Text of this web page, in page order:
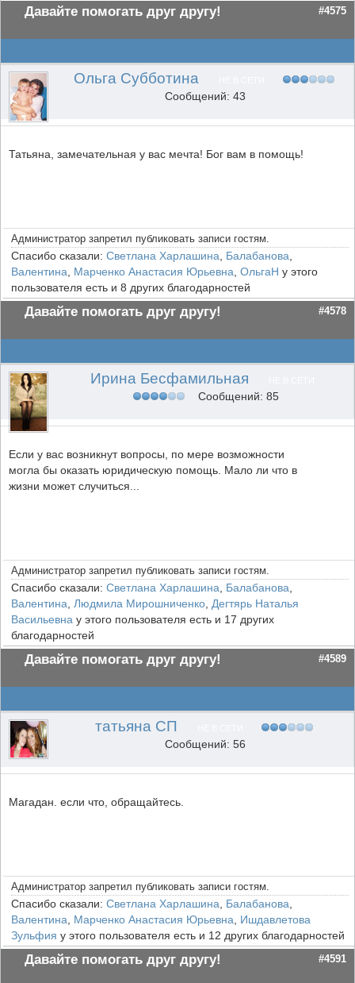
Давайте помогать друг другу! #4575
Ольга Субботина
Сообщений: 43
Татьяна, замечательная у вас мечта! Бог вам в помощь!
Администратор запретил публиковать записи гостям.
Спасибо сказали: Светлана Харлашина Балабанова
Валентина
Марченко Анастасия Юрьевна ОльгаН у этого
пользователя есть и 8 других благодарностей
Давайте помогать друг другу! #4578
Ирина Бесфамильная
Сообщений: 85
Если у вас возникнут вопросы, по мере возможности
могла бы оказать юридическую помощь. Мало ли что в
жизни может случиться...
Администратор запретил публиковать записи гостям.
Спасибо сказали: Светлана Харлашина Балабанова
Валентина
Людмила Мирошниченко Дегтярь Наталья
Васильевна у этого пользователя есть и 17 других
благодарностей
Давайте помогать друг другу! #4589
татьяна СП
Сообщений: 56
Магадан. если что, обращайтесь.
Администратор запретил публиковать записи гостям.
Спасибо сказали: Светлана Харлашина Балабанова
Валентина
Марченко Анастасия Юрьевна
Ишдавлетова
Зульфия у этого пользователя есть и 12 других благодарностей
Давайте помогать друг другу! #4591